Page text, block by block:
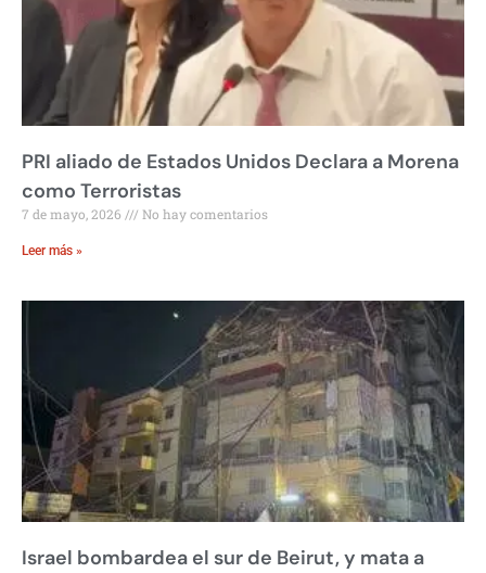
PRI aliado de Estados Unidos Declara a Morena
como Terroristas
7 de mayo, 2026 No hay comentarios
Leer más »
Israel bombardea el sur de Beirut, y mata a